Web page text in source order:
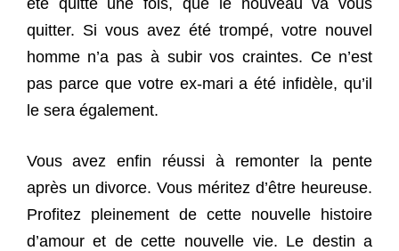
quitter. Si vous avez été trompé, votre nouvel
homme n’a pas à subir vos craintes. Ce n’est
pas parce que votre ex-mari a été infidèle, qu’il
le sera également.
Vous avez enfin réussi à remonter la pente
après un divorce. Vous méritez d’être heureuse.
Profitez pleinement de cette nouvelle histoire
d’amour et de cette nouvelle vie. Le destin a